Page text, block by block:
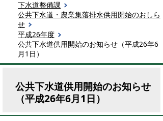
下水道整備課
公共下水道・農業集落排水供用開始のおしら
せ
平成26年度
公共下水道供用開始のお知らせ（平成26年6
月1日）
公共下水道供用開始のお知らせ
（平成26年6月1日）